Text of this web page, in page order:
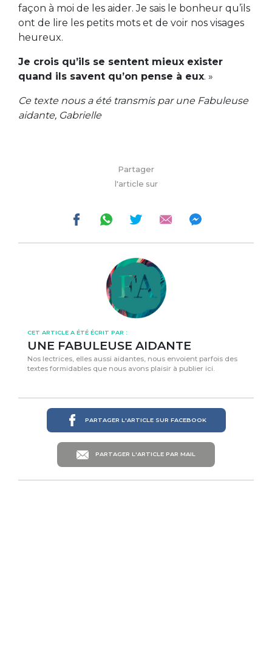
façon à moi de les aider. Je sais le bonheur qu’ils
ont de lire les petits mots et de voir nos visages
heureux.
Je crois qu’ils se sentent mieux exister
quand ils savent qu’on pense à eux. »
Ce texte nous a été transmis par une Fabuleuse
aidante, Gabrielle
Partager
l'article sur
CET ARTICLE A ÉTÉ ÉCRIT PAR :
UNE FABULEUSE AIDANTE
Nos lectrices, elles aussi aidantes, nous envoient parfois des
textes formidables que nous avons plaisir à publier ici.
PARTAGER L'ARTICLE SUR FACEBOOK
PARTAGER L'ARTICLE PAR MAIL